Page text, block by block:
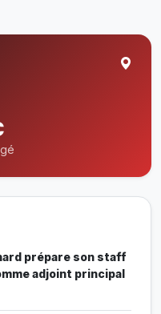
prépare son staff
adjoint principal